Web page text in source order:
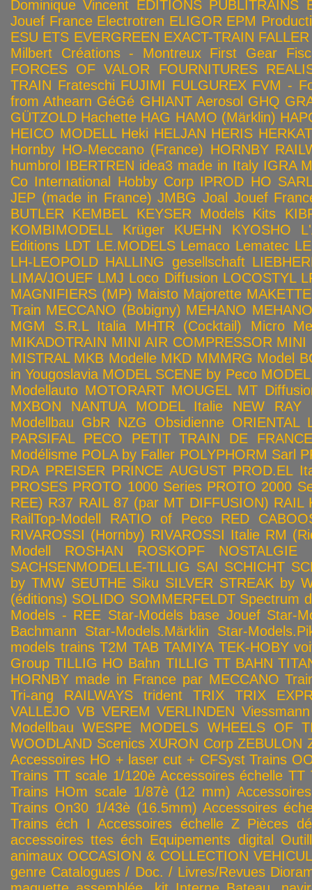
Dominique Vincent EDITIONS PUBLITRAINS
Jouef France Electrotren ELIGOR EPM
ESU ETS EVERGREEN EXACT-TRAIN FALLER
Milbert Créations - Montreux First Gear
FORCES OF VALOR
FOURNITURES
TRAIN Frateschi FUJIMI FULGUREX FVM -
from Athearn GéGé GHIANT Aerosol GHQ
GÜTZOLD Hachette HAG HAMO (Märklin)
HEICO MODELL Heki HELJAN HERIS HERKAT
Hornby HO-Meccano (France) HORNBY
humbrol IBERTREN idea3 made in Italy IGRA
Co International Hobby Corp IPROD HO
JEP (made in France) JMBG Joal Jouef
BUTLER
KEMBEL KEYSER Models Kits
KOMBIMODELL
Krüger KUEHN KYOSHO
Editions LDT LE.MODELS Lemaco Lematec
LH-LEOPOLD HALLING gesellschaft
LIMA/JOUEF LMJ Loco Diffusion LOCOSTYL
MAGNIFIERS (MP) Maisto Majorette MAKETTE
Train MECCANO (Bobigny) MEHANO
MGM S.R.L Italia
MHTR (Cocktail)
Micro
MIKADOTRAIN MINI AIR COMPRESSOR MINI
MISTRAL MKB Modelle MKD MMMRG Model
in Yougoslavia MODEL SCENE by Peco
Modellauto MOTORART MOUGEL MT
MXBON
NANTUA MODEL Italie NEW RAY
Modellbau GbR NZG Obsidienne ORIENTAL
PARSIFAL
PECO
PETIT TRAIN DE FRANCE
Modélisme POLA by Faller POLYPHORM Sarl
RDA PREISER PRINCE AUGUST PROD.EL
PROSES PROTO 1000 Series PROTO 2000
REE) R37 RAIL 87 (par MT DIFFUSION) RAIL
RailTop-Modell
RATIO of Peco
RED
RIVAROSSI (Hornby) RIVAROSSI Italie RM
Modell
ROSHAN ROSKOPF NOSTALGIE
SACHSENMODELLE-TILLIG SAI SCHICHT
by TMW SEUTHE Siku SILVER STREAK by
(éditions) SOLIDO SOMMERFELDT Spectrum
Models - REE Star-Models base Jouef Star-
Bachmann
Star-Models.Märklin
Star-
models trains T2M TAB TAMIYA TEK-HOBY
Group TILLIG HO Bahn TILLIG TT BAHN
HORNBY made in France par MECCANO
Tri-ang RAILWAYS
trident TRIX
TRIX
VALLEJO VB VEREM VERLINDEN Viessmann
Modellbau WESPE MODELS WHEELS OF
WOODLAND Scenics XURON Corp ZEBULON
Accessoires HO + laser cut + CFSyst Trains
Trains TT scale 1/120è Accessoires échelle TT
Trains HOm scale 1/87è (12 mm)
Trains On30 1/43è (16.5mm) Accessoires
Trains éch I Accessoires échelle Z Pièces
accessoires ttes éch Equipements digital
animaux OCCASION & COLLECTION
genre Catalogues / Doc. / Livres/Revues